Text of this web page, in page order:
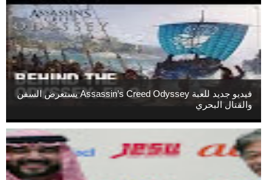
فيديو جديد للعبة Assassin’s Creed Odyssey يستعرض السفن
والقتال البحري